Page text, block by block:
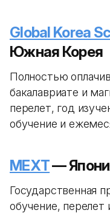
Global Korea
Южная Корея
Полностью
бакалавриате и
перелет, год
обучение и
MEXT—
Государственная
обучение,